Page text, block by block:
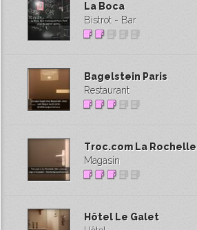
La Boca
Bistrot - Bar
Bagelstein Paris
Restaurant
Troc.com La Rochelle
Magasin
Hôtel Le Galet